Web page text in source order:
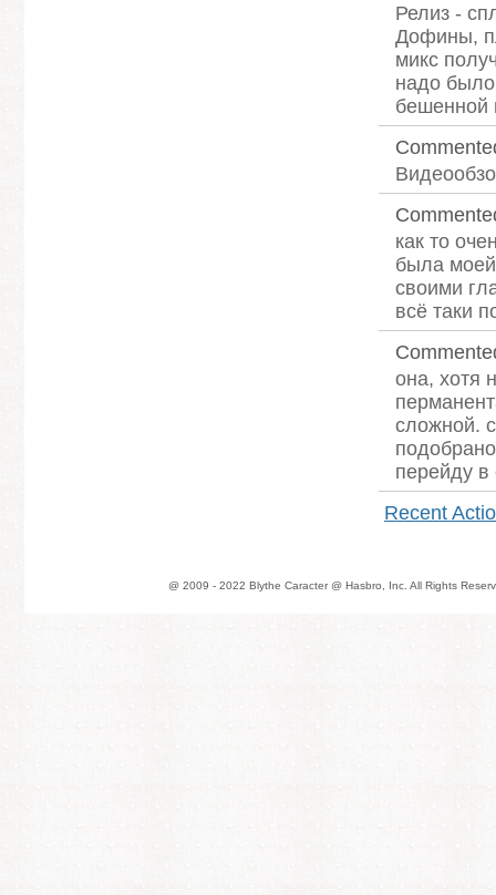
Релиз -
Дофины,
микс
надо
бешенной
как то
была моей
своими
всё таки
она, хотя
сложной.
перейду
Recent
@ 2009 - 2022 Blythe Caracter @ Hasbro, Inc. All Rights